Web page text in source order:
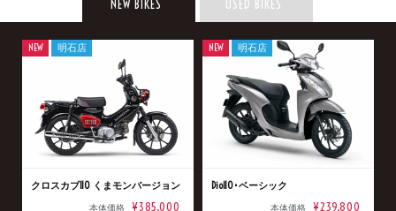
NEW BIKES USED BIKES
クロスカブ110 くまモンバージョン
本体価格 ¥385,000
NEW 明石店
Dio110･ベーシック
本体価格 ¥239,800
NEW 明石店